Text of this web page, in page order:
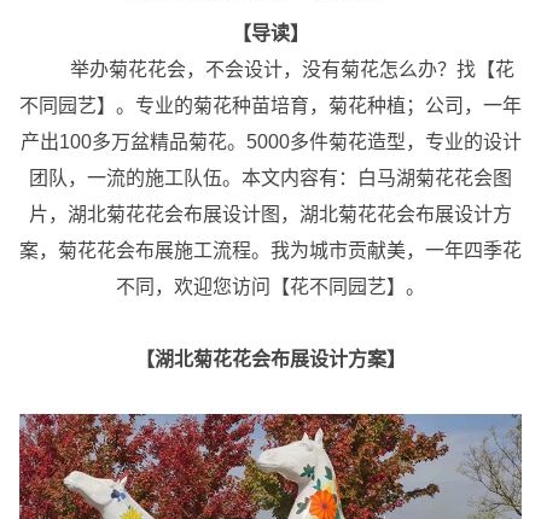
【导读】
举办菊花花会，不会设计，没有菊花怎么办？找【花
不同园艺】。专业的菊花种苗培育，菊花种植；公司，一年
产出100多万盆精品菊花。5000多件菊花造型，专业的设计
团队，一流的施工队伍。本文内容有：白马湖菊花花会图
片，湖北菊花花会布展设计图，湖北菊花花会布展设计方
案，菊花花会布展施工流程。我为城市贡献美，一年四季花
不同，欢迎您访问【花不同园艺】。
【湖北菊花花会布展设计方案】